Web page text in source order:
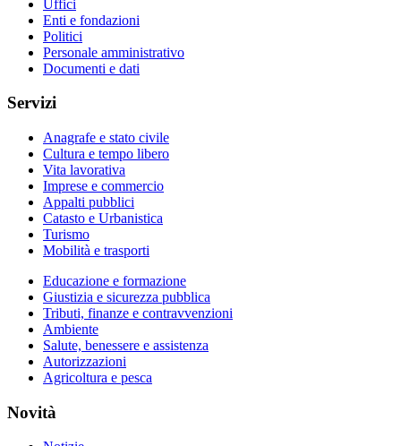
Uffici
Enti e fondazioni
Politici
Personale amministrativo
Documenti e dati
Servizi
Anagrafe e stato civile
Cultura e tempo libero
Vita lavorativa
Imprese e commercio
Appalti pubblici
Catasto e Urbanistica
Turismo
Mobilità e trasporti
Educazione e formazione
Giustizia e sicurezza pubblica
Tributi, finanze e contravvenzioni
Ambiente
Salute, benessere e assistenza
Autorizzazioni
Agricoltura e pesca
Novità